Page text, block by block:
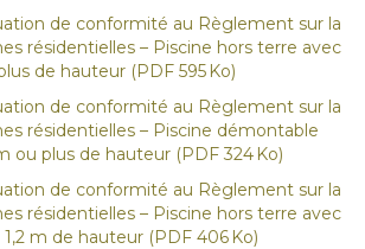
de conformité au Règlement sur la
résidentielles – Piscine hors terre avec
de hauteur (PDF 595 Ko)
de conformité au Règlement sur la
résidentielles – Piscine démontable
ou plus de hauteur (PDF 324 Ko)
de conformité au Règlement sur la
résidentielles – Piscine hors terre avec
m de hauteur (PDF 406 Ko)